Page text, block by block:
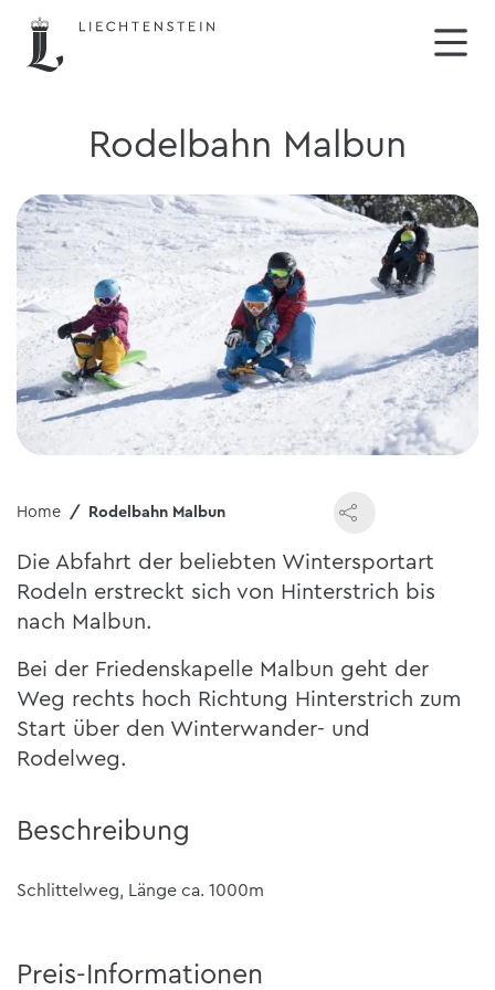
Rodelbahn Malbun
Home Rodelbahn Malbun
Die Abfahrt der beliebten Wintersportart
Rodeln erstreckt sich von Hinterstrich bis
nach Malbun.
Bei der Friedenskapelle Malbun geht der
Weg rechts hoch Richtung Hinterstrich zum
Start über den Winterwander- und
Rodelweg.
Beschreibung
Schlittelweg, Länge ca. 1000m
Preis-Informationen